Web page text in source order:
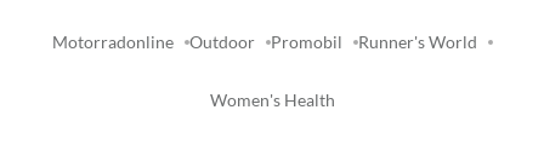
Motorradonline Outdoor Promobil Runner's World
Women's Health